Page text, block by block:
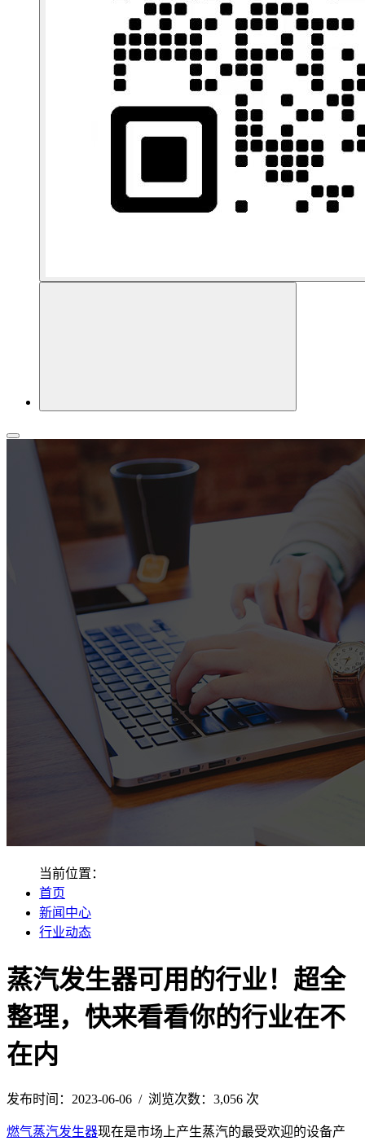
当前位置：
首页
新闻中心
行业动态
蒸汽发生器可用的行业！超全
整理，快来看看你的行业在不
在内
发布时间：2023-06-06 / 浏览次数：3,056 次
燃气蒸汽发生器现在是市场上产生蒸汽的最受欢迎的设备产